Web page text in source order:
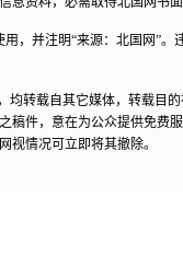
，并注明“来源：北国网”
均转载自其它媒体，转载目
稿件，意在为公众提供免费
视情况可立即将其撤除。